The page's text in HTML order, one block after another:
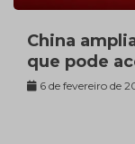
China
que pode
6 de fevereiro de